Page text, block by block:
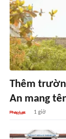
Thêm
An mang
1 giờ